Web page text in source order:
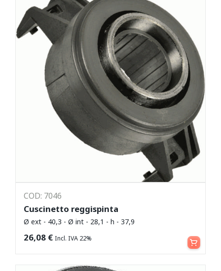
COD: 7046
Cuscinetto reggispinta
Ø ext - 40,3 - Ø int - 28,1 - h - 37,9
26,08 € Incl. IVA 22% Leggi tutto